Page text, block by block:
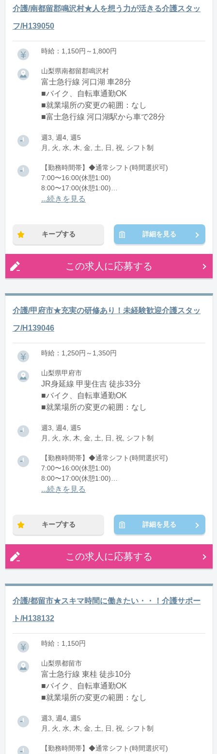
介護/南都留郡鳴沢村★人を想う力が活きる介護スタッ
フ/H139050
時給：1,150円～1,800円
山梨県南都留郡鳴沢村
富士急行線 河口湖 車28分
■バイク、自転車通勤OK
■就業場所の変更の範囲：なし
■富士急行線 河口湖駅から車で28分
週3, 週4, 週5
月, 火, 水, 木, 金, 土, 日, 祝, シフト制
【勤務時間帯】◆通常シフト(時間選択可)
7:00〜16:00(休憩1:00)
8:00〜17:00(休憩1:00)
12:00〜21:00(休憩1:00)
...続きを見る
キープする 詳細を見る
この求人に応募する
介護/甲府市★充実の研修あり！未経験歓迎介護スタッ
フ/H139046
時給：1,250円～1,350円
山梨県甲府市
JR身延線 甲斐住吉 徒歩33分
■バイク、自転車通勤OK
■就業場所の変更の範囲：なし
週3, 週4, 週5
月, 火, 水, 木, 金, 土, 日, 祝, シフト制
【勤務時間帯】◆通常シフト(時間選択可)
7:00〜16:00(休憩1:00)
8:00〜17:00(休憩1:00)
12:00〜21:00(休憩1:00)
...続きを見る
キープする 詳細を見る
この求人に応募する
介護/都留市★スキマ時間に働きたい・・！介護サポー
ト/H138132
時給：1,150円
山梨県都留市
富士急行線 東桂 徒歩10分
■バイク、自転車通勤OK
■就業場所の変更の範囲：なし
週3, 週4, 週5
月, 火, 水, 木, 金, 土, 日, 祝, シフト制
【勤務時間帯】◆通常シフト(時間選択可)